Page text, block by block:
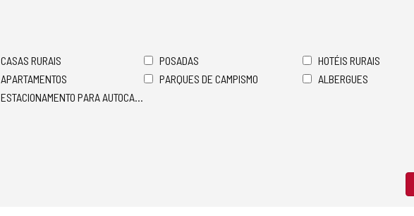
CASAS RURAIS POSADAS
HOTÉIS RURAIS
APARTAMENTOS PARQUES DE CAMPISMO
ALBERGUES
ESTACIONAMENTO PARA AUTOCARAVANAS